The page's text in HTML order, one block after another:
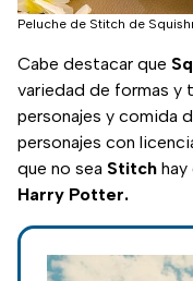
Peluche de Stitch de
Cabe destacar que
variedad de formas y
personajes y comida
personajes con
que no sea Stitch hay
Harry Potter.